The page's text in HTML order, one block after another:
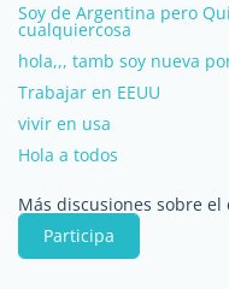
Soy de Argentina pero
cualquiercosa
hola,,, tamb soy nueva
Trabajar en EEUU
vivir en usa
Hola a todos
Más discusiones sobre
Participa